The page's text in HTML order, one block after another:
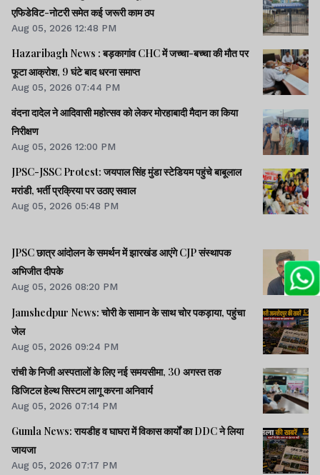
एफिडेविट-नोटरी समेत कई जरूरी काम ठप
Aug 05, 2026 12:48 PM
Hazaribagh News : बड़कागांव CHC में जच्चा-बच्चा की मौत पर
फूटा आक्रोश, 9 घंटे बाद धरना समाप्त
Aug 05, 2026 07:44 PM
वंदना दादेल ने आदिवासी महोत्सव को लेकर मोरहाबादी मैदान का किया
निरीक्षण
Aug 05, 2026 12:00 PM
JPSC-JSSC Protest: जयपाल सिंह मुंडा स्टेडियम पहुंचे बाबूलाल
मरांडी, भर्ती प्रक्रिया पर उठाए सवाल
Aug 05, 2026 05:48 PM
JPSC छात्र आंदोलन के समर्थन में झारखंड आएंगे CJP संस्थापक
अभिजीत दीपके
Aug 05, 2026 08:20 PM
Jamshedpur News: चोरी के सामान के साथ चोर पकड़ाया, पहुंचा
जेल
Aug 05, 2026 09:24 PM
रांची के निजी अस्पतालों के लिए नई समयसीमा, 30 अगस्त तक
डिजिटल हेल्थ सिस्टम लागू करना अनिवार्य
Aug 05, 2026 07:14 PM
Gumla News: रायडीह व घाघरा में विकास कार्यों का DDC ने लिया
जायजा
Aug 05, 2026 07:17 PM